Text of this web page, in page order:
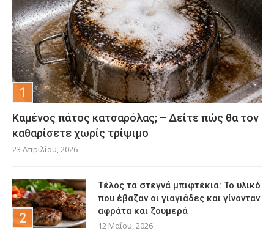
Καμένος πάτος κατσαρόλας; – Δείτε πώς θα τον
καθαρίσετε χωρίς τρίψιμο
23 Απριλίου, 2026
Τέλος τα στεγνά μπιφτέκια: Το υλικό
που έβαζαν οι γιαγιάδες και γίνονταν
αφράτα και ζουμερά
12 Μαΐου, 2026